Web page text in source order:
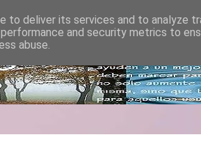
to deliver its services and to analyze
and security metrics to
abuse.